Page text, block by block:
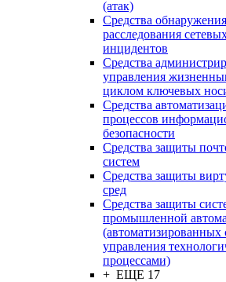
(атак)
Средства
расследования
инцидентов
Средства
управления
циклом ключевых
Средства
процессов
безопасности
Средства защиты
систем
Средства защиты
сред
Средства защиты
промышленной
(автоматизированных
управления
процессами)
+ ЕЩЕ 17